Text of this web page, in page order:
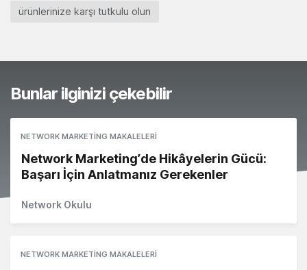
ürünlerinize karşı tutkulu olun
Bunlar ilginizi çekebilir
NETWORK MARKETING MAKALELERI
Network Marketing’de Hikâyelerin Gücü:
Başarı İçin Anlatmanız Gerekenler
Network Okulu
NETWORK MARKETING MAKALELERI